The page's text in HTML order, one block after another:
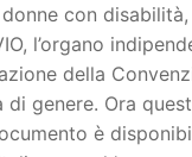
con disabilità,
l’organo
della
genere. Ora
è